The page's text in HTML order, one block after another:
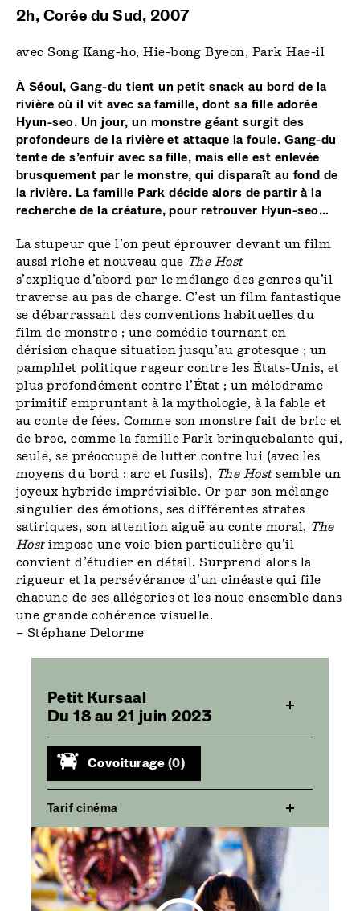
2h, Corée du Sud, 2007
avec Song Kang-ho, Hie-bong Byeon, Park Hae-il
À Séoul, Gang-du tient un petit snack au bord de la
rivière où il vit avec sa famille, dont sa fille adorée
Hyun-seo. Un jour, un monstre géant surgit des
profondeurs de la rivière et attaque la foule. Gang-du
tente de s’enfuir avec sa fille, mais elle est enlevée
brusquement par le monstre, qui disparaît au fond de
la rivière. La famille Park décide alors de partir à la
recherche de la créature, pour retrouver Hyun-seo…
La stupeur que l’on peut éprouver devant un film
aussi riche et nouveau que The Host
s’explique d’abord par le mélange des genres qu’il
traverse au pas de charge. C’est un film fantastique
se débarrassant des conventions habituelles du
film de monstre ; une comédie tournant en
dérision chaque situation jusqu’au grotesque ; un
pamphlet politique rageur contre les États-Unis, et
plus profondément contre l’État ; un mélodrame
primitif empruntant à la mythologie, à la fable et
au conte de fées. Comme son monstre fait de bric et
de broc, comme la famille Park brinquebalante qui,
seule, se préoccupe de lutter contre lui (avec les
moyens du bord : arc et fusils), The Hostsemble un
joyeux hybride imprévisible. Or par son mélange
singulier des émotions, ses différentes strates
satiriques, son attention aiguë au conte moral, The
Hostimpose une voie bien particulière qu’il
convient d’étudier en détail. Surprend alors la
rigueur et la persévérance d’un cinéaste qui file
chacune de ses allégories et les noue ensemble dans
une grande cohérence visuelle.
– Stéphane Delorme
Petit Kursaal
Du 18 au 21 juin 2023
Covoiturage (0)
Tarif cinéma